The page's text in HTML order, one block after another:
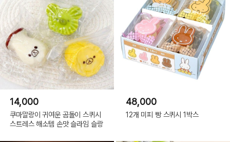
14,000
쿠마말랑이 귀여운 곰돌이 스퀴시
스트레스 해소템 손맛 슬라임 슬랑
48,000
12개 미피 빵 스퀴시 1박스